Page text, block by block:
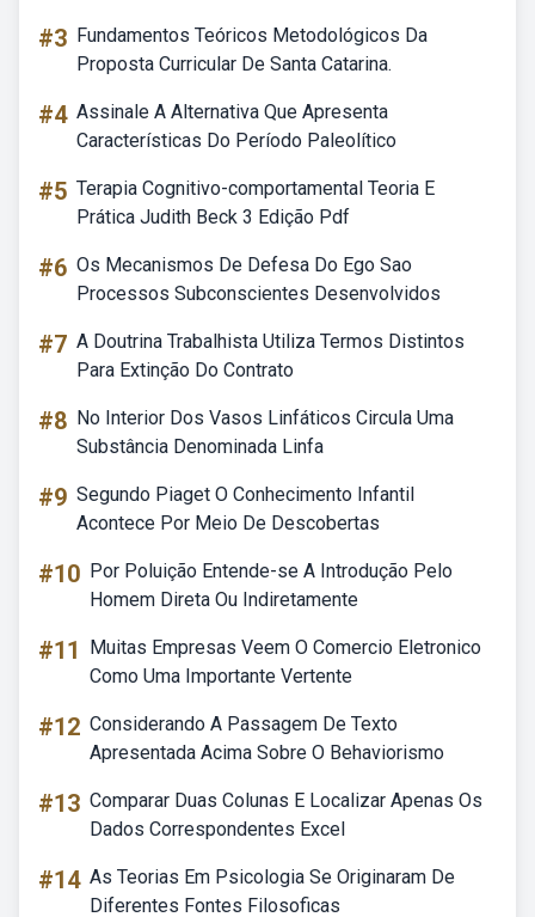
#3 Fundamentos Teóricos Metodológicos Da
Proposta Curricular De Santa Catarina.
#4 Assinale A Alternativa Que Apresenta
Características Do Período Paleolítico
#5 Terapia Cognitivo-comportamental Teoria E
Prática Judith Beck 3 Edição Pdf
#6 Os Mecanismos De Defesa Do Ego Sao
Processos Subconscientes Desenvolvidos
#7 A Doutrina Trabalhista Utiliza Termos Distintos
Para Extinção Do Contrato
#8 No Interior Dos Vasos Linfáticos Circula Uma
Substância Denominada Linfa
#9 Segundo Piaget O Conhecimento Infantil
Acontece Por Meio De Descobertas
#10 Por Poluição Entende-se A Introdução Pelo
Homem Direta Ou Indiretamente
#11
Muitas Empresas Veem O Comercio Eletronico
Como Uma Importante Vertente
#12 Considerando A Passagem De Texto
Apresentada Acima Sobre O Behaviorismo
#13 Comparar Duas Colunas E Localizar Apenas Os
Dados Correspondentes Excel
#14 As Teorias Em Psicologia Se Originaram De
Diferentes Fontes Filosoficas